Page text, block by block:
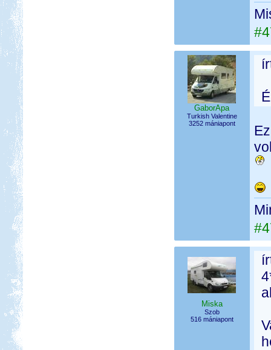
GaborApa
Turkish Valentine
3252 mániapont
Miska
Szob
516 mániapont